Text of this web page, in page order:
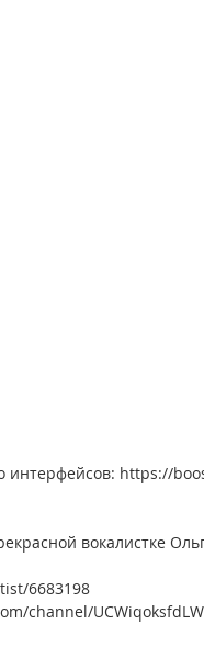
интерфейсов: https://
вокалистке
6683198
channel/